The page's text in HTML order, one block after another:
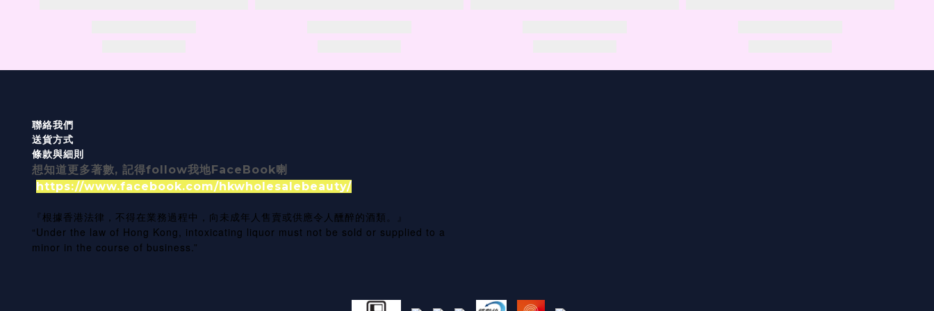
聯絡我們
送貨方式
條款與細則
想知道更多著數, 記得follow我地FaceBook喇
https://www.facebook.com/hkwholesalebeauty/
『根據香港法律，不得在業務過程中，向未成年人售賣或供應令人醺醉的酒類。』
“Under the law of Hong Kong, intoxicating liquor must not be sold or supplied to a
minor in the course of business.”